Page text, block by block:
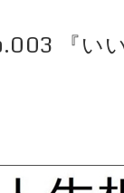
『い